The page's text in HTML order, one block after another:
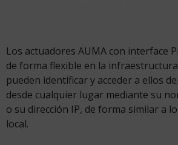
Los actuadores AUMA con interface
de forma flexible en la
pueden identificar y acceder a ellos
desde cualquier lugar mediante su
o su dirección IP, de forma similar a
local.